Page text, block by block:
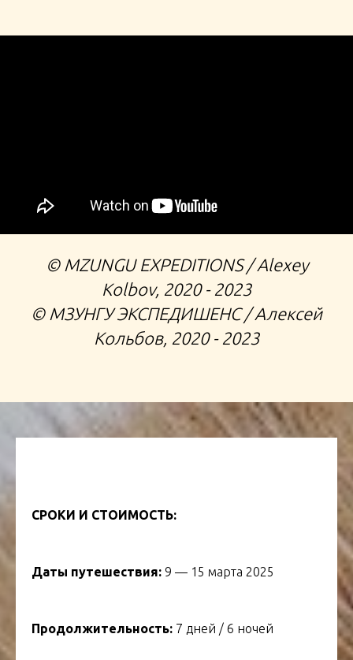
©️ MZUNGU EXPEDITIONS / Alexey
Kolbov, 2020 - 2023
©️ МЗУНГУ ЭКСПЕДИШЕНС / Алексей
Кольбов, 2020 - 2023
СРОКИ И СТОИМОСТЬ:
Даты путешествия: 9 — 15 марта 2025
Продолжительность: 7 дней / 6 ночей